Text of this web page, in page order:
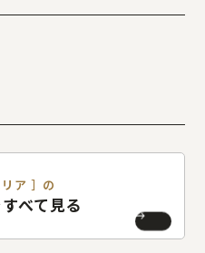
釧路(釧路･根室)版
リア ］の
べて見る